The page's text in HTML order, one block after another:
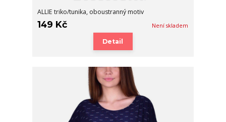
ALLIE triko/tunika, oboustranný motiv
149 Kč Není skladem
Detail